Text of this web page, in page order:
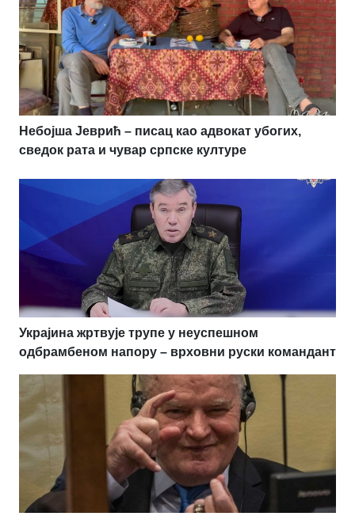
Небојша Јеврић – писац као адвокат убогих,
сведок рата и чувар српске културе
Украјина жртвује трупе у неуспешном
одбрамбеном напору – врховни руски командант